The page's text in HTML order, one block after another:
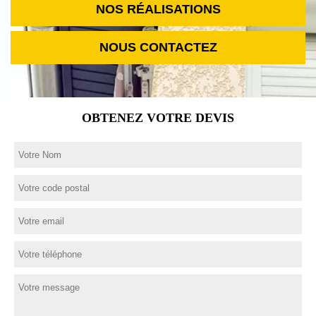
NOS RÉALISATIONS
NOUS CONTACTEZ
OBTENEZ VOTRE DEVIS